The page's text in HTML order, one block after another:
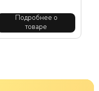
Подробнее о
товаре